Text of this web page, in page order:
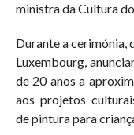
ministra da Cultura
Durante a cerimónia,
Luxembourg,
de 20 anos a
aos projetos
de pintura para